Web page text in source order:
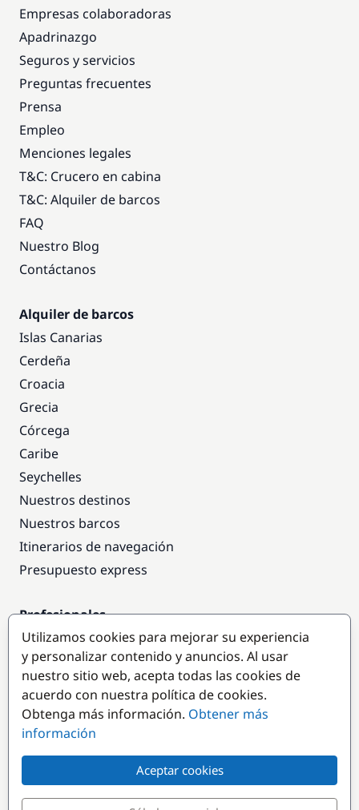
Empresas colaboradoras
Apadrinazgo
Seguros y servicios
Preguntas frecuentes
Prensa
Empleo
Menciones legales
T&C: Crucero en cabina
T&C: Alquiler de barcos
FAQ
Nuestro Blog
Contáctanos
Alquiler de barcos
Islas Canarias
Cerdeña
Croacia
Grecia
Córcega
Caribe
Seychelles
Nuestros destinos
Nuestros barcos
Itinerarios de navegación
Presupuesto express
Profesionales
Acceso empresas
Colaborar como empresa
Destinos populares
Utilizamos cookies para mejorar su experiencia
y personalizar contenido y anuncios. Al usar
nuestro sitio web, acepta todas las cookies de
acuerdo con nuestra política de cookies.
Obtenga más información. Obtener más
información
Aceptar cookies